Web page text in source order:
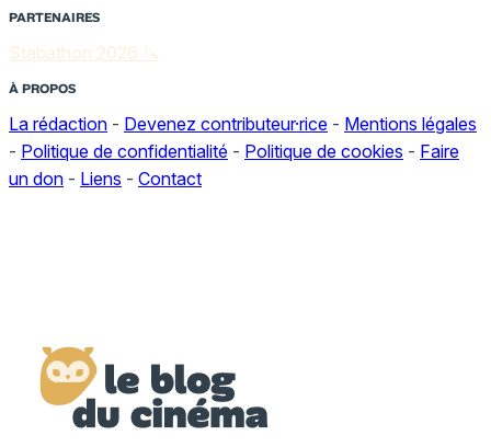
PARTENAIRES
Stabathon 2026 🔪
À PROPOS
La rédaction - Devenez contributeur·rice - Mentions légales
- Politique de confidentialité - Politique de cookies - Faire
un don - Liens - Contact